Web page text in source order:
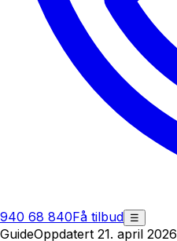
940 68 840Få tilbud ☰
GuideOppdatert 21. april 2026